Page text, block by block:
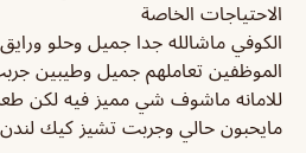
الاحتياجات الخاصة
الكوفي ماشالله جدا جميل وحلو
الموظفين تعاملهم جميل وطيبين
للامانه ماشوف شي مميز فيه لكن
مايحبون حالي وجربت تشيز كيك لندن